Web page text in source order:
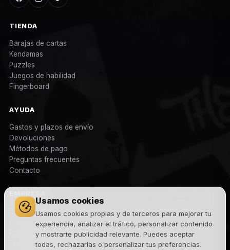
Usamos cookies
Usamos cookies propias y de terceros para mejorar tu
experiencia, analizar el tráfico, personalizar contenido
y mostrarte publicidad relevante. Puedes aceptar
todas, rechazarlas o personalizar tus preferencias.
TIENDA
Barajas de cartas
Kendamas
Puzzles
Juegos de habilidad
Fingerboard
AYUDA
Gastos y plazos de envío
Devoluciones
Métodos de pago
Preguntas frecuentes
Contacto
Sobre nosotros
Aviso legal
Política de privacidad
Términos y condiciones